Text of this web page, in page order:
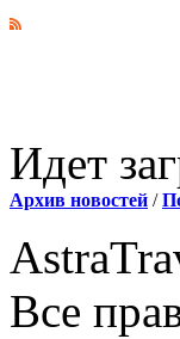
Идет
Архив новостей /
Все